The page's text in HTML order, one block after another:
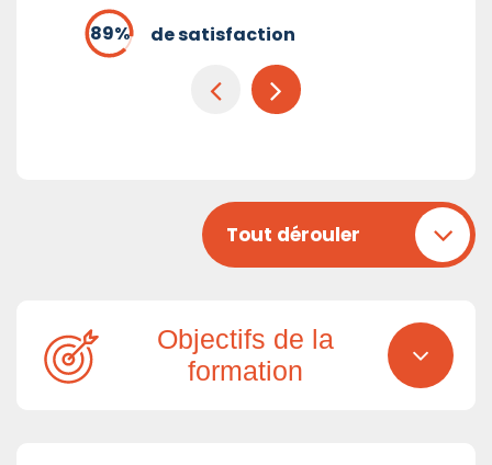
de satisfaction
Tout dérouler
Objectifs de la
formation